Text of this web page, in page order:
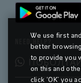
NEED HELP?
We use first
better
to provide you
on this and
click ‘OK’ you